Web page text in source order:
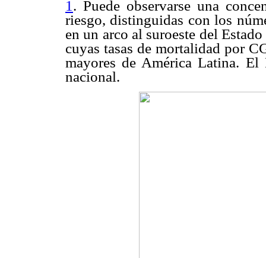
1 . Puede observarse una
riesgo, distinguidas con los
en un arco al suroeste del
cuyas tasas de mortalidad por
mayores de América Latina.
nacional.